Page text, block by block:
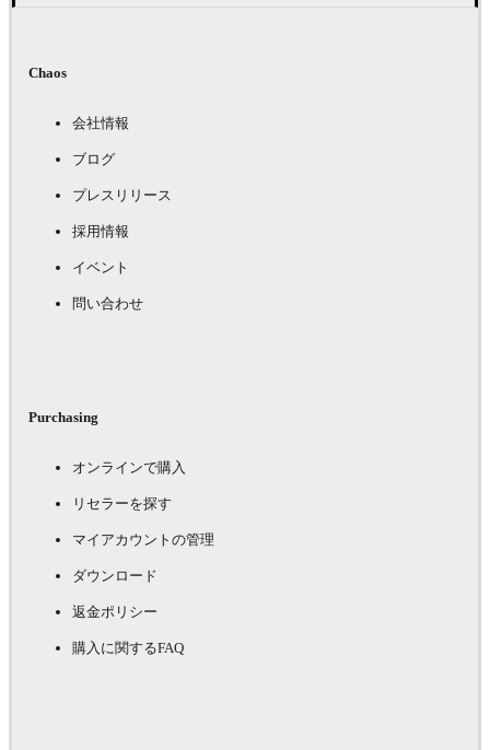
Chaos
会社情報
ブログ
プレスリリース
採用情報
イベント
問い合わせ
Purchasing
オンラインで購入
リセラーを探す
マイアカウントの管理
ダウンロード
返金ポリシー
購入に関するFAQ